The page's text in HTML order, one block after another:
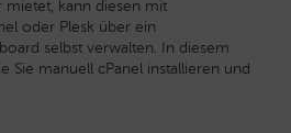
mietet, kann diesen mit
oder Plesk über ein
selbst verwalten. In diesem
Sie manuell cPanel installieren und